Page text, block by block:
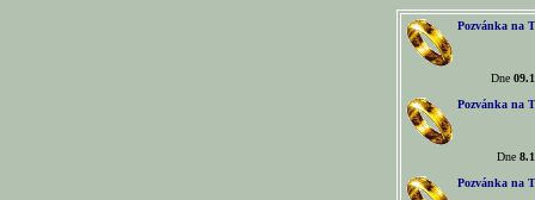
Pozvánka na
Dne
Pozvánka na
Dne
Pozvánka na